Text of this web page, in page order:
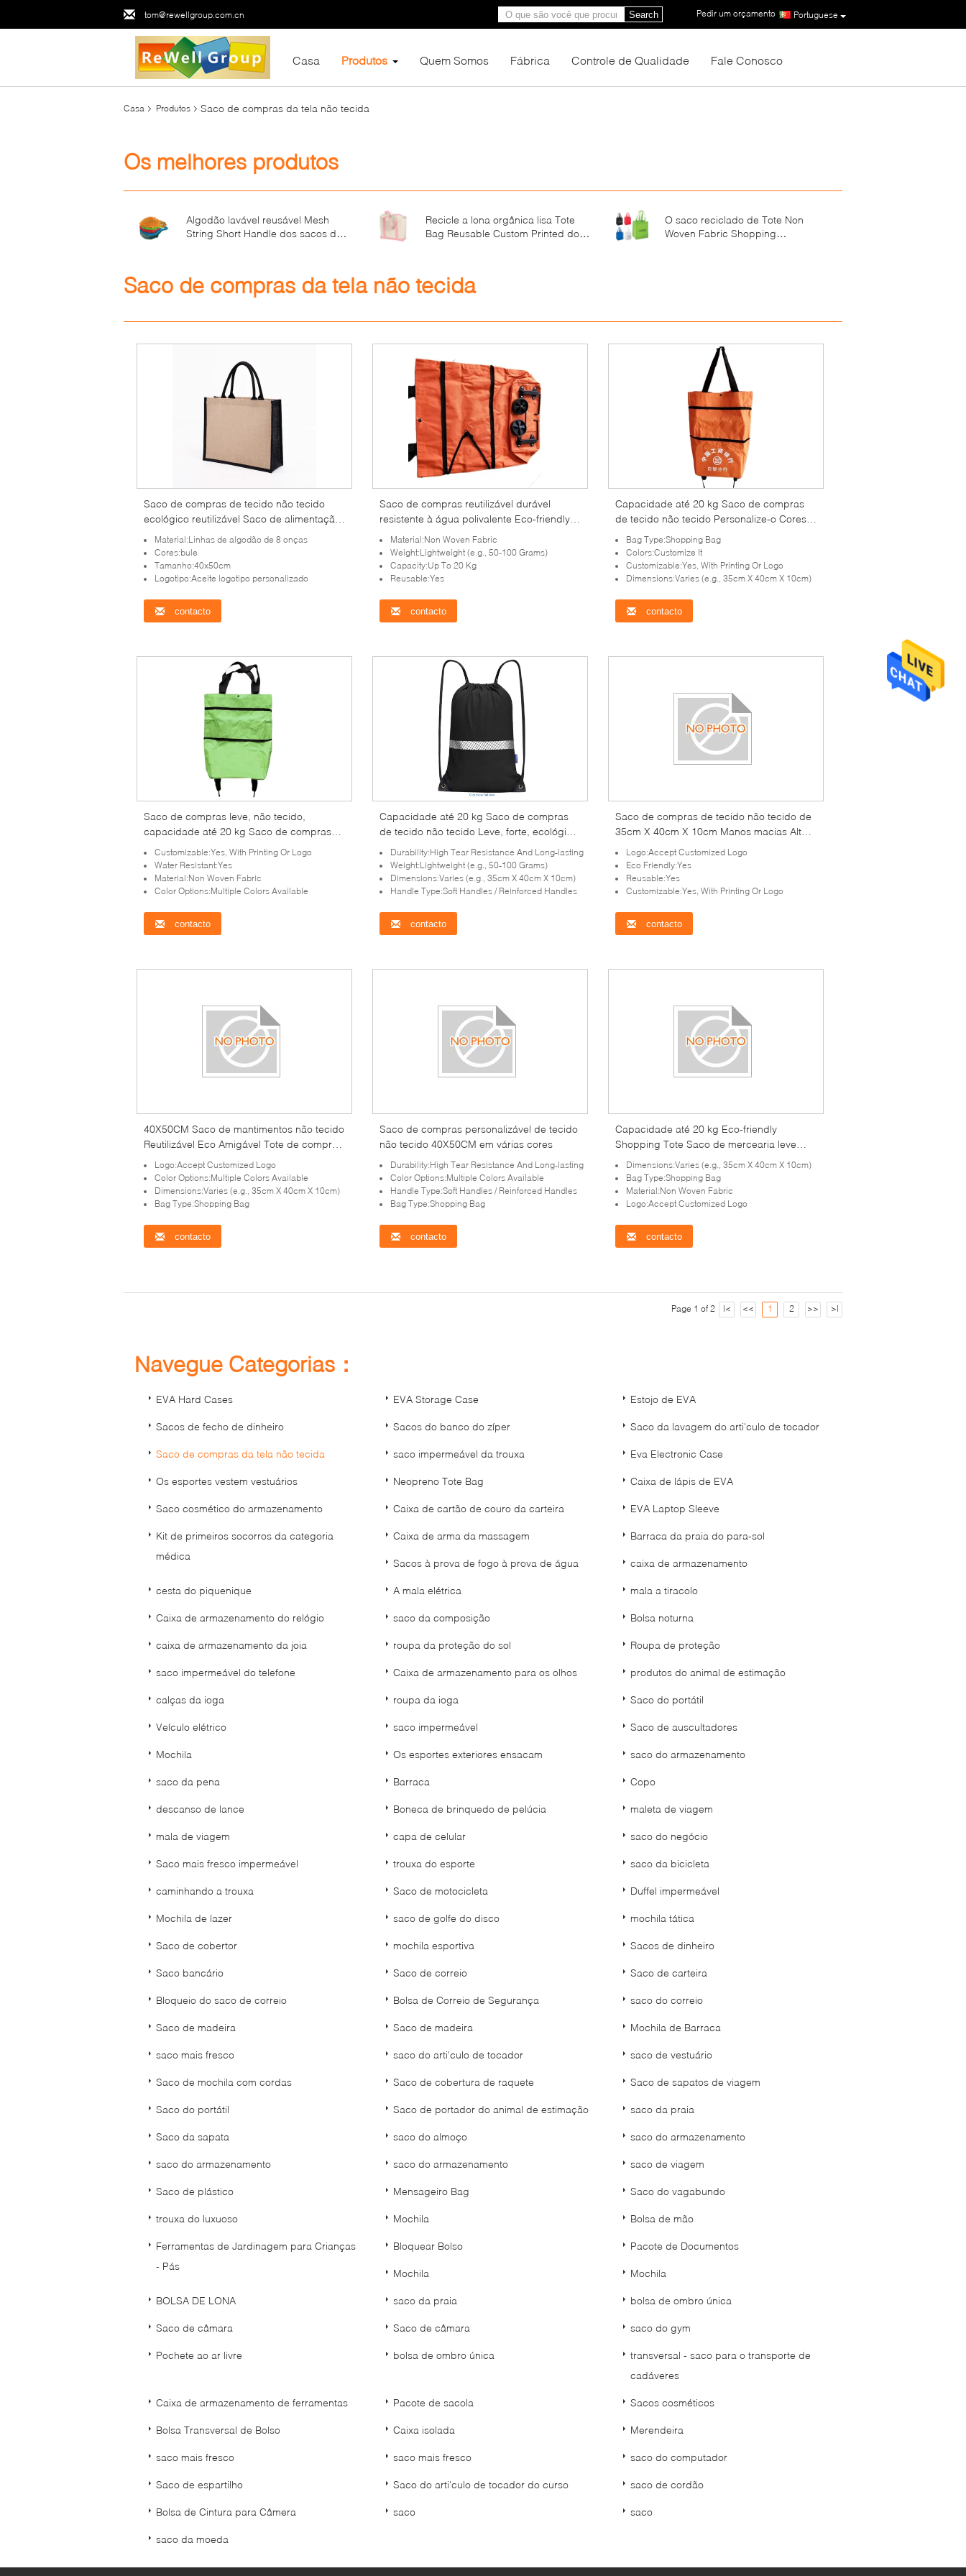
tom@rewellgroup.com.cn Portuguese
Pedir um orçamento |
Search
Casa Produtos Quem Somos Fábrica Controle de Qualidade Fale Conosco
Casa Produtos Saco de compras da tela não tecida
Os melhores produtos
Algodão lavável reusável Mesh
String Short Handle dos sacos de
Recicle a lona orgânica lisa Tote
Bag Reusable Custom Printed do
O saco reciclado de Tote Non
Woven Fabric Shopping
Saco de compras da tela não tecida
Saco de compras de tecido não tecido
ecológico reutilizável Saco de alimentação
com logotipo personalizado e várias
opções de materiais de manuseio
Material:Linhas de algodão de 8 onças
Cores:bule
Tamanho:40x50cm
Logotipo:Aceite logotipo personalizado
contacto
Saco de compras reutilizável durável
resistente à água polivalente Eco-friendly
Tote Bag Ideal para supermercado de
varejo e diário
Material:Non Woven Fabric
Weight:Lightweight (e.g., 50-100 Grams)
Capacity:Up To 20 Kg
Reusable:Yes
contacto
Capacidade até 20 kg Saco de compras
de tecido não tecido Personalize-o Cores
Alta resistência à lágrima E durabilidade
Eco-friendly Tote reutilizável
Bag Type:Shopping Bag
Colors:Customize It
Customizable:Yes, With Printing Or Logo
Dimensions:Varies (e.g., 35cm X 40cm X 10cm)
contacto
Saco de compras leve, não tecido,
capacidade até 20 kg Saco de compras
durável, reutilizável, adequado para
comércio e eventos
Customizable:Yes, With Printing Or Logo
Water Resistant:Yes
Material:Non Woven Fabric
Color Options:Multiple Colors Available
contacto
Capacidade até 20 kg Saco de compras
de tecido não tecido Leve, forte, ecológico
Ideal para compras e uso diário
Durability:High Tear Resistance And Long-lasting
Weight:Lightweight (e.g., 50-100 Grams)
Dimensions:Varies (e.g., 35cm X 40cm X 10cm)
Handle Type:Soft Handles / Reinforced Handles
contacto
Saco de compras de tecido não tecido de
35cm X 40cm X 10cm Manos macias Alta
resistência ao rasgo e construção durável
Logo:Accept Customized Logo
Eco Friendly:Yes
Reusable:Yes
Customizable:Yes, With Printing Or Logo
contacto
40X50CM Saco de mantimentos não tecido
Reutilizável Eco Amigável Tote de compras
Ideal para lojas de mantimentos
Logo:Accept Customized Logo
Color Options:Multiple Colors Available
Dimensions:Varies (e.g., 35cm X 40cm X 10cm)
Bag Type:Shopping Bag
contacto
Saco de compras personalizável de tecido
não tecido 40X50CM em várias cores
Durability:High Tear Resistance And Long-lasting
Color Options:Multiple Colors Available
Handle Type:Soft Handles / Reinforced Handles
Bag Type:Shopping Bag
contacto
Capacidade até 20 kg Eco-friendly
Shopping Tote Saco de mercearia leve
durável reutilizável Perfeito para compras a
retalho e a granel
Dimensions:Varies (e.g., 35cm X 40cm X 10cm)
Bag Type:Shopping Bag
Material:Non Woven Fabric
Logo:Accept Customized Logo
contacto
Page 1 of 2 |< << 1 2 >> >|
Navegue Categorias：
EVA Hard Cases EVA Storage Case Estojo de EVA
Sacos de fecho de dinheiro Sacos do banco do zíper Saco da lavagem do arti'culo de tocador
Saco de compras da tela não tecida saco impermeável da trouxa Eva Electronic Case
Os esportes vestem vestuários Neopreno Tote Bag Caixa de lápis de EVA
Saco cosmético do armazenamento Caixa de cartão de couro da carteira EVA Laptop Sleeve
Kit de primeiros socorros da categoria
médica
Caixa de arma da massagem Barraca da praia do para-sol
Sacos à prova de fogo à prova de água caixa de armazenamento
cesta do piquenique A mala elétrica mala a tiracolo
Caixa de armazenamento do relógio saco da composição Bolsa noturna
caixa de armazenamento da joia roupa da proteção do sol Roupa de proteção
saco impermeável do telefone Caixa de armazenamento para os olhos produtos do animal de estimação
calças da ioga roupa da ioga Saco do portátil
Veículo elétrico saco impermeável Saco de auscultadores
Mochila Os esportes exteriores ensacam saco do armazenamento
saco da pena Barraca Copo
descanso de lance Boneca de brinquedo de pelúcia maleta de viagem
mala de viagem capa de celular saco do negócio
Saco mais fresco impermeável trouxa do esporte saco da bicicleta
caminhando a trouxa Saco de motocicleta Duffel impermeável
Mochila de lazer saco de golfe do disco mochila tática
Saco de cobertor mochila esportiva Sacos de dinheiro
Saco bancário Saco de correio Saco de carteira
Bloqueio do saco de correio Bolsa de Correio de Segurança saco do correio
Saco de madeira Saco de madeira Mochila de Barraca
saco mais fresco saco do arti'culo de tocador saco de vestuário
Saco de mochila com cordas Saco de cobertura de raquete Saco de sapatos de viagem
Saco do portátil Saco de portador do animal de estimação saco da praia
Saco da sapata saco do almoço saco do armazenamento
saco do armazenamento saco do armazenamento saco de viagem
Saco de plástico Mensageiro Bag Saco do vagabundo
trouxa do luxuoso Mochila Bolsa de mão
Ferramentas de Jardinagem para Crianças
- Pás
Bloquear Bolso Pacote de Documentos
Mochila Mochila
BOLSA DE LONA saco da praia bolsa de ombro única
Saco de câmara Saco de câmara saco do gym
Pochete ao ar livre bolsa de ombro única
transversal - saco para o transporte de
cadáveres
Caixa de armazenamento de ferramentas Pacote de sacola Sacos cosméticos
Bolsa Transversal de Bolso Caixa isolada Merendeira
saco mais fresco saco mais fresco saco do computador
Saco de espartilho Saco do arti'culo de tocador do curso saco de cordão
Bolsa de Cintura para Câmera saco saco
saco da moeda